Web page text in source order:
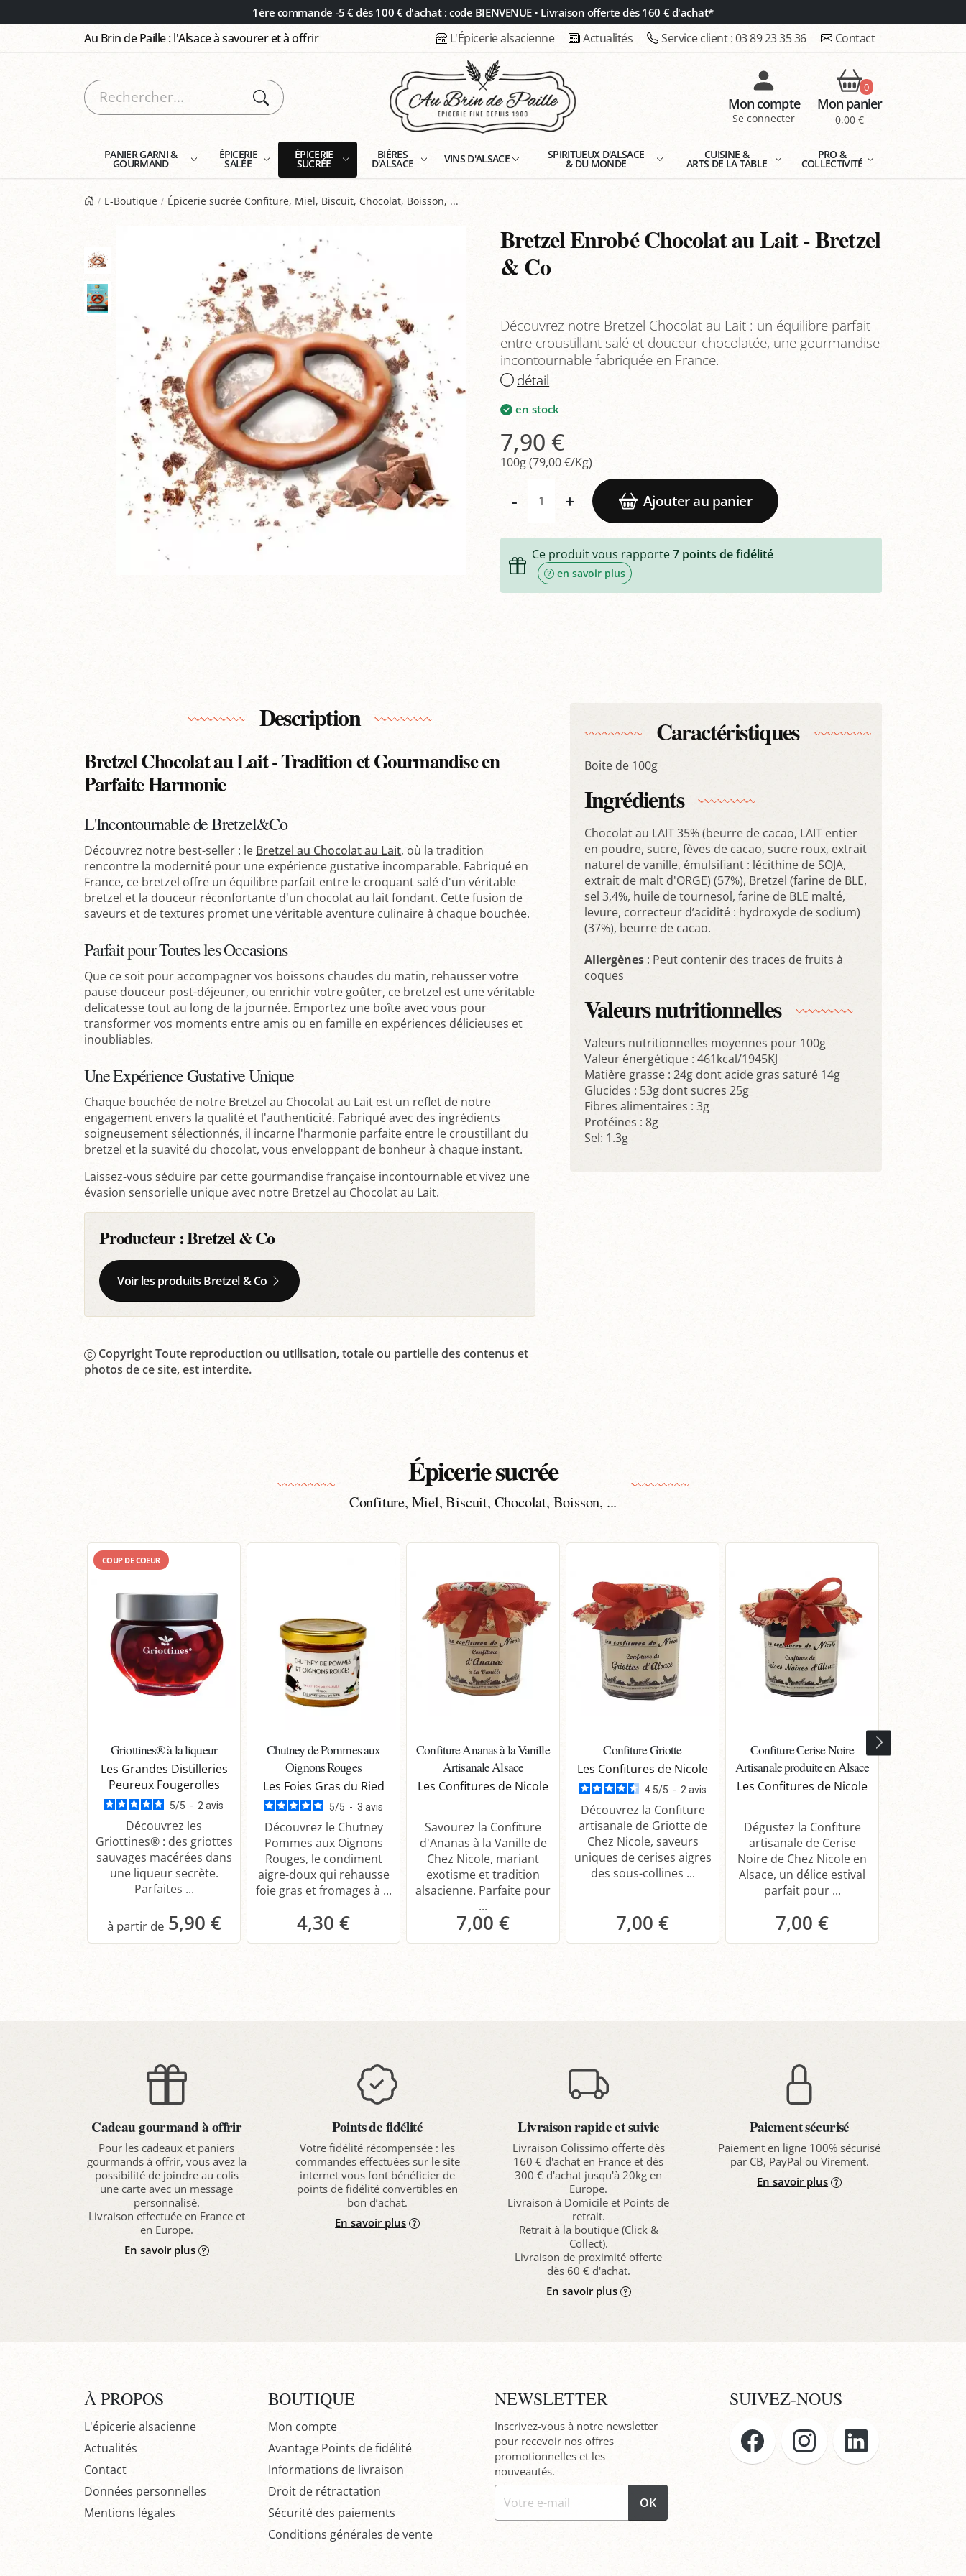
1ère commande -5 € dès 100 € d'achat : code BIENVENUE • Livraison offerte dès 160 € d'achat*
Au Brin de Paille : l'Alsace à savourer et à offrir L'Épicerie alsacienne Actualités Service client :03 89 23 35 36 Contact
Mon compte
Se connecter
0
Mon panier
0,00 €
PANIER GARNI &
GOURMAND
ÉPICERIE
SALÉE
ÉPICERIE
SUCRÉE
BIÈRES
D'ALSACE VINS D'ALSACE SPIRITUEUX D'ALSACE
& DU MONDE
CUISINE &
ARTS DE LA TABLE
PRO &
COLLECTIVITÉ
E-Boutique Épicerie sucrée Confiture, Miel, Biscuit, Chocolat, Boisson, ...
Bretzel Enrobé Chocolat au Lait - Bretzel
& Co
Découvrez notre Bretzel Chocolat au Lait : un équilibre parfait
entre croustillant salé et douceur chocolatée, une gourmandise
incontournable fabriquée en France.
détail
en stock
7,90 €
100g (79,00 €/Kg)
- + Ajouter au panier
Ce produit vous rapporte7points de fidélité
en savoir plus
Description
Bretzel Chocolat au Lait - Tradition et Gourmandise en
Parfaite Harmonie
L'Incontournable de Bretzel&Co
Découvrez notre best-seller : le Bretzel au Chocolat au Lait, où la tradition
rencontre la modernité pour une expérience gustative incomparable. Fabriqué en
France, ce bretzel offre un équilibre parfait entre le croquant salé d'un véritable
bretzel et la douceur réconfortante d'un chocolat au lait fondant. Cette fusion de
saveurs et de textures promet une véritable aventure culinaire à chaque bouchée.
Parfait pour Toutes les Occasions
Que ce soit pour accompagner vos boissons chaudes du matin, rehausser votre
pause douceur post-déjeuner, ou enrichir votre goûter, ce bretzel est une véritable
delicatesse tout au long de la journée. Emportez une boîte avec vous pour
transformer vos moments entre amis ou en famille en expériences délicieuses et
inoubliables.
Une Expérience Gustative Unique
Chaque bouchée de notre Bretzel au Chocolat au Lait est un reflet de notre
engagement envers la qualité et l'authenticité. Fabriqué avec des ingrédients
soigneusement sélectionnés, il incarne l'harmonie parfaite entre le croustillant du
bretzel et la suavité du chocolat, vous enveloppant de bonheur à chaque instant.
Laissez-vous séduire par cette gourmandise française incontournable et vivez une
évasion sensorielle unique avec notre Bretzel au Chocolat au Lait.
Producteur :Bretzel & Co
Voir les produits Bretzel & Co
Copyright Toute reproduction ou utilisation, totale ou partielle des contenus et
photos de ce site, est interdite.
Caractéristiques
Boite de 100g
Ingrédients
Chocolat au LAIT 35% (beurre de cacao, LAIT entier
en poudre, sucre, fèves de cacao, sucre roux, extrait
naturel de vanille, émulsifiant : lécithine de SOJA,
extrait de malt d'ORGE) (57%), Bretzel (farine de BLE,
sel 3,4%, huile de tournesol, farine de BLE malté,
levure, correcteur d’acidité : hydroxyde de sodium)
(37%), beurre de cacao.
Allergènes: Peut contenir des traces de fruits à
coques
Valeurs nutritionnelles
Valeurs nutritionnelles moyennes pour 100g
Valeur énergétique : 461kcal/1945KJ
Matière grasse : 24g dont acide gras saturé 14g
Glucides : 53g dont sucres 25g
Fibres alimentaires : 3g
Protéines : 8g
Sel: 1.3g
Épicerie sucrée
Confiture, Miel, Biscuit, Chocolat, Boisson, ...
COUP DE COEUR
Griottines® à la liqueur
Les Grandes Distilleries
Peureux Fougerolles
5/5 - 2 avis
Découvrez les
Griottines® : des griottes
sauvages macérées dans
une liqueur secrète.
Parfaites ...
5,90 €
Chutney de Pommes aux
Oignons Rouges
Les Foies Gras du Ried
5/5 - 3 avis
Découvrez le Chutney
Pommes aux Oignons
Rouges, le condiment
aigre-doux qui rehausse
foie gras et fromages à ...
4,30 €
Confiture Ananas à la Vanille
Artisanale Alsace
Les Confitures de Nicole
Savourez la Confiture
d'Ananas à la Vanille de
Chez Nicole, mariant
exotisme et tradition
alsacienne. Parfaite pour
...
7,00 €
Confiture Griotte
Les Confitures de Nicole
4.5/5 - 2 avis
Découvrez la Confiture
artisanale de Griotte de
Chez Nicole, saveurs
uniques de cerises aigres
des sous-collines ...
7,00 €
Confiture Cerise Noire
Artisanale produite en Alsace
Les Confitures de Nicole
Dégustez la Confiture
artisanale de Cerise
Noire de Chez Nicole en
Alsace, un délice estival
parfait pour ...
7,00 €
Cadeau gourmand à offrir
Pour les cadeaux et paniers
gourmands à offrir, vous avez la
possibilité de joindre au colis
une carte avec un message
personnalisé.
Livraison effectuée en France et
en Europe.
En savoir plus
Points de fidélité
Votre fidélité récompensée : les
commandes effectuées sur le site
internet vous font bénéficier de
points de fidélité convertibles en
bon d’achat.
En savoir plus
Livraison rapide et suivie
Livraison Colissimo offerte dès
160 € d'achat en France et dès
300 € d'achat jusqu'à 20kg en
Europe.
Livraison à Domicile et Points de
retrait.
Retrait à la boutique (Click &
Collect).
Livraison de proximité offerte
dès 60 € d'achat.
En savoir plus
Paiement sécurisé
Paiement en ligne 100% sécurisé
par CB, PayPal ou Virement.
En savoir plus
À PROPOS
L'épicerie alsacienne
Actualités
Contact
Données personnelles
Mentions légales
BOUTIQUE
Mon compte
Avantage Points de fidélité
Informations de livraison
Droit de rétractation
Sécurité des paiements
Conditions générales de vente
NEWSLETTER
Inscrivez-vous à notre newsletter
pour recevoir nos offres
promotionnelles et les
nouveautés.
OK
SUIVEZ-NOUS